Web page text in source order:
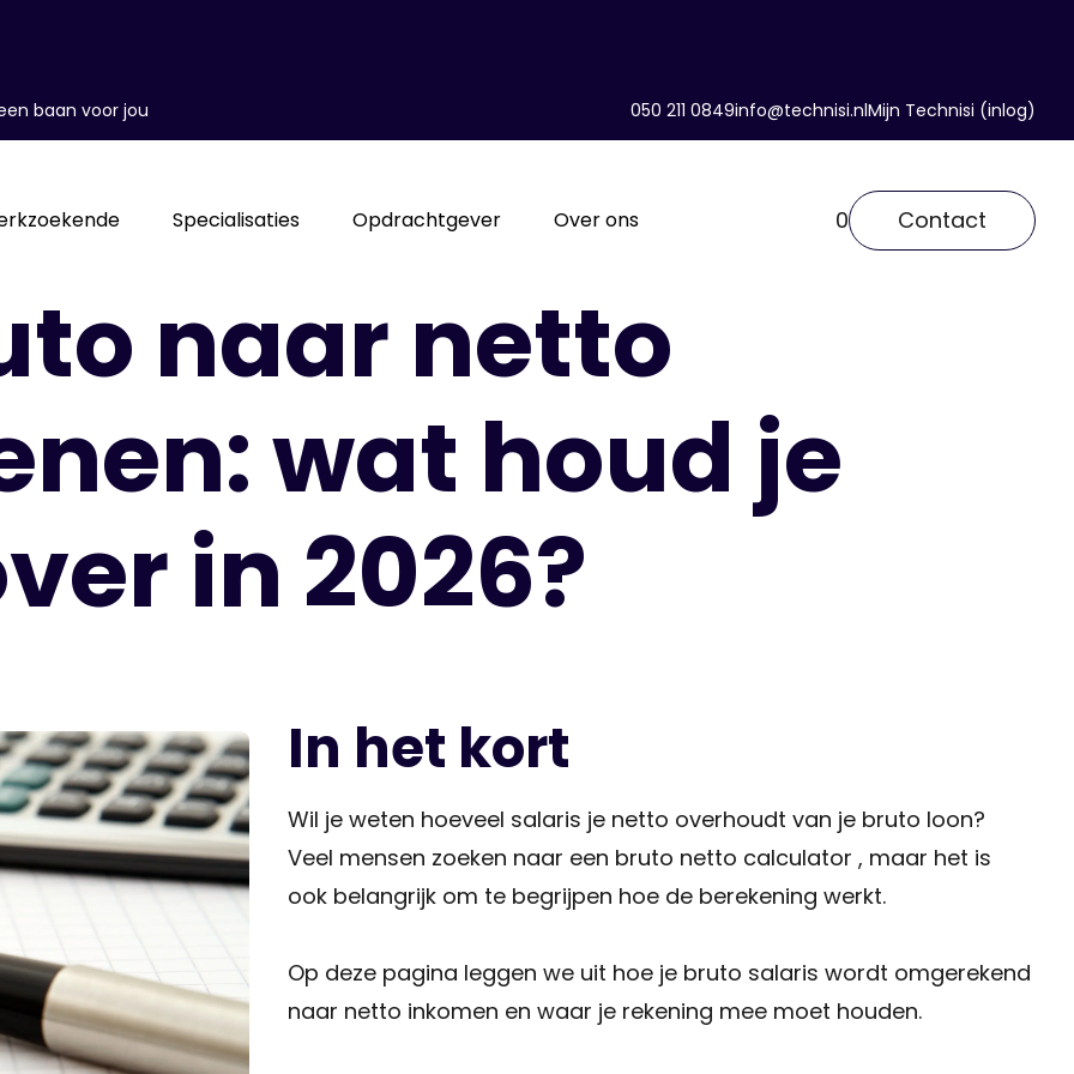
baan voor jou 050 211 0849info@technisi.nlMijn Technisi (inlog)
Specialisaties Opdrachtgever Over ons 0 Contact
naar netto
wat houd je
in 2026?
In het kort
Wil je weten hoeveel salaris je netto overhoudt van je bruto loon?
Veel mensen zoeken naar een bruto netto calculator , maar het is
ook belangrijk om te begrijpen hoe de berekening werkt.
Op deze pagina leggen we uit hoe je bruto salaris wordt omgerekend
naar netto inkomen en waar je rekening mee moet houden.